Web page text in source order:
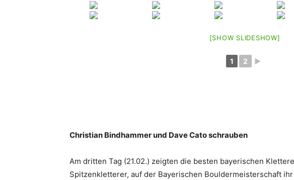
[SHOW SLIDESHOW]
1 2 ►
Christian Bindhammer und Dave Cato schrauben
Am dritten Tag (21.02.) zeigten die besten bayerischen
Spitzenkletterer, auf der Bayerischen Bouldermeisterschaft